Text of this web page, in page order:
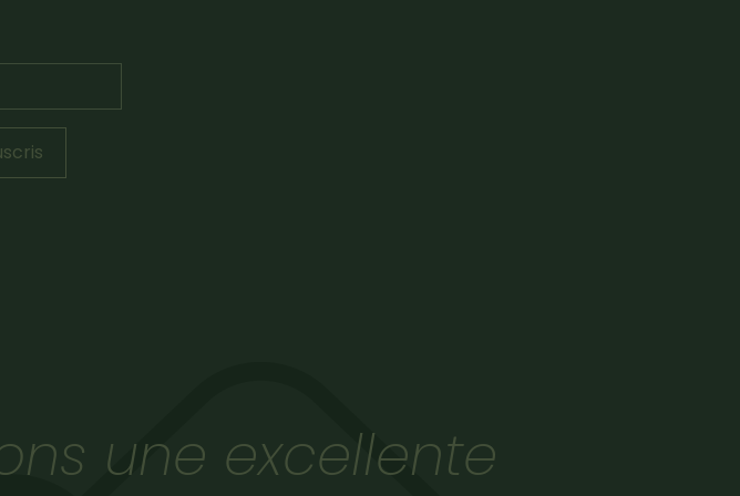
une excellente